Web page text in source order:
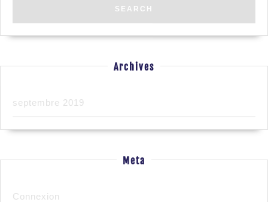
Archives
septembre 2019
Meta
Connexion